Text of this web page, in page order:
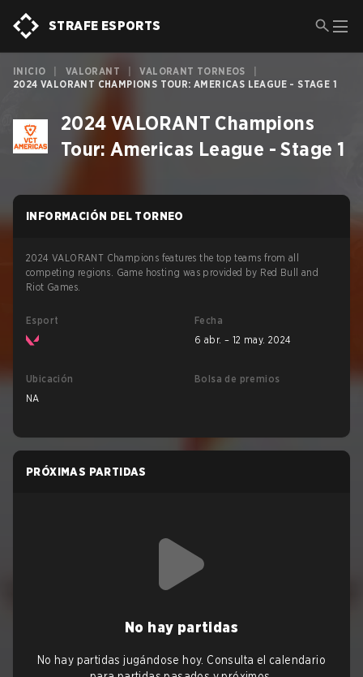
STRAFE ESPORTS
INICIO VALORANT VALORANT TORNEOS
2024 VALORANT CHAMPIONS TOUR: AMERICAS LEAGUE - STAGE 1
2024 VALORANT Champions
Tour: Americas League - Stage 1
INFORMACIÓN DEL TORNEO
2024 VALORANT Champions features the top teams from all
competing regions. Game hosting was provided by Red Bull and
Riot Games.
Esport
Fecha
6 abr. – 12 may. 2024
Ubicación
NA
Bolsa de premios
PRÓXIMAS PARTIDAS
No hay partidas
No hay partidas jugándose hoy. Consulta el calendario